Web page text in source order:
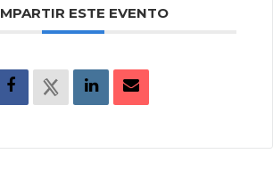
ESTE EVENTO